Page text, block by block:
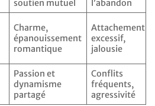
soutien mutuel
l’abandon
Charme,
épanouissement
romantique
Attachement
excessif,
jalousie
Passion et
dynamisme
partagé
Conflits
fréquents,
agressivité